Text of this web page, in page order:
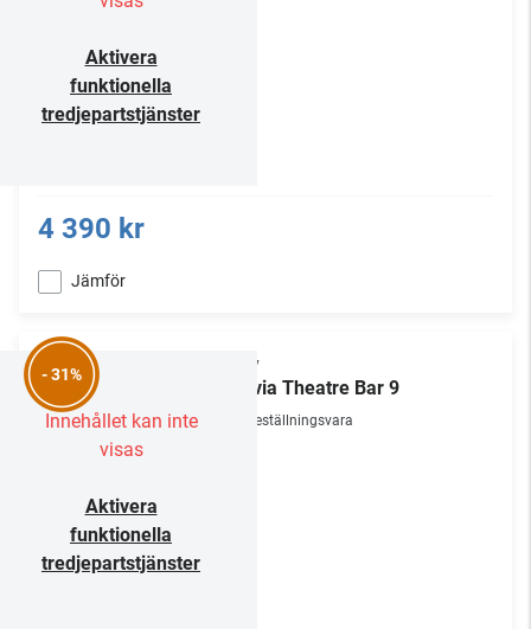
Aktivera
funktionella
tredjepartstjänster
4 390 kr
Jämför
- 31%
Innehållet kan inte
visas
Aktivera
funktionella
tredjepartstjänster
Sony
Bravia Theatre Bar 9
Beställningsvara